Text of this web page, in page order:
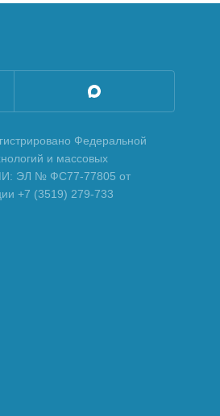
Федеральной
и массовых
ЭЛ № ФС77-77805 от
+7 (3519) 279-733